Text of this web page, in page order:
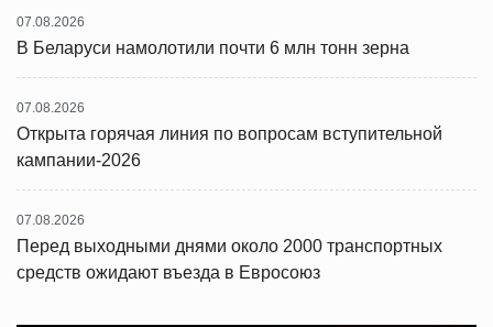
07.08.2026
В Беларуси намолотили почти 6 млн тонн зерна
07.08.2026
Открыта горячая линия по вопросам вступительной
кампании-2026
07.08.2026
Перед выходными днями около 2000 транспортных
средств ожидают въезда в Евросоюз